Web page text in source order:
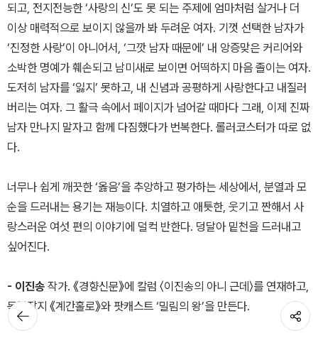
되고, 전지전능한 ‘사랑의 신’도 못 되는 주제에 엄마처럼 살거나 더
이상 매력적으로 보이지 않을까 봐 두려운 여자. 기껏 선택한 남자가
‘진정한 사랑’이 아니어서, ‘그깟 남자 때문에’ 내 앙증맞은 커리어와
소박한 명예가 훼손되고 남미새로 보이면 어떡하지 마음 졸이는 여자.
도저히 남자를 ‘잃지’ 못하고, 내 신념과 공평하게 사랑한다고 내질러
버리는 여자. 그 활극 속에서 페이지가 넘어갈 때마다 그래, 이제 진짜
남자 만나지 말자고 함께 다짐했다가 번복한다. 롤러코스터가 따로 없
다.
너무나 쉽게 깨끗한 ‘옳음’을 추앙하고 평가하는 세상에서, 분열과 모
순을 드러내는 용기는 재능이다. 치열하고 애틋한, 웃기고 짠해서 사
랑스러운 여섯 편의 이야기에 덜컥 반한다. 덩달아 밑천을 드러내고
싶어진다.
- 이진송 작가. 《경향신문》에 칼럼 〈이진송의 아니 근데〉를 연재하고,
독립잡지 《계간홀로》와 팟캐스트 ‘밀림의 왕’을 만든다.